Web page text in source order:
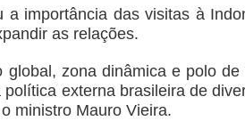
a importância das visitas à
as relações.
global, zona dinâmica e polo de
externa brasileira de
ministro Mauro Vieira.